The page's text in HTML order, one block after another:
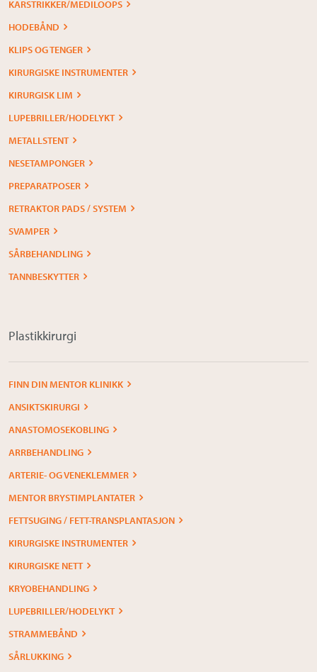
KARSTRIKKER/MEDILOOPS
HODEBÅND
KLIPS OG TENGER
KIRURGISKE INSTRUMENTER
KIRURGISK LIM
LUPEBRILLER/HODELYKT
METALLSTENT
NESETAMPONGER
PREPARATPOSER
RETRAKTOR PADS / SYSTEM
SVAMPER
SÅRBEHANDLING
TANNBESKYTTER
Plastikkirurgi
FINN DIN MENTOR KLINIKK
ANSIKTSKIRURGI
ANASTOMOSEKOBLING
ARRBEHANDLING
ARTERIE- OG VENEKLEMMER
MENTOR BRYSTIMPLANTATER
FETTSUGING / FETT-TRANSPLANTASJON
KIRURGISKE INSTRUMENTER
KIRURGISKE NETT
KRYOBEHANDLING
LUPEBRILLER/HODELYKT
STRAMMEBÅND
SÅRLUKKING